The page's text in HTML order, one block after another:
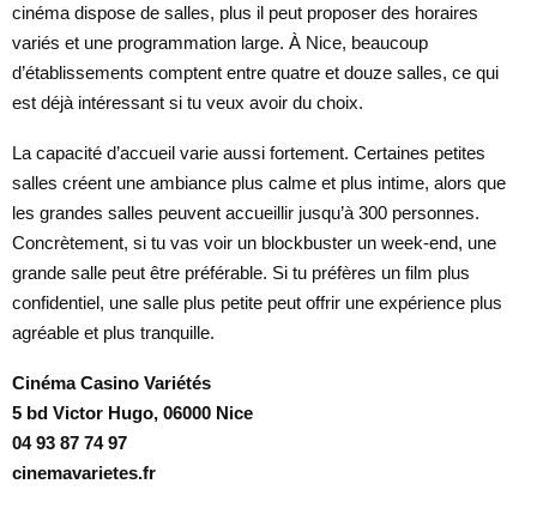
cinéma dispose de salles, plus il peut proposer des horaires
variés et une programmation large. À Nice, beaucoup
d’établissements comptent entre quatre et douze salles, ce qui
est déjà intéressant si tu veux avoir du choix.
La capacité d’accueil varie aussi fortement. Certaines petites
salles créent une ambiance plus calme et plus intime, alors que
les grandes salles peuvent accueillir jusqu’à 300 personnes.
Concrètement, si tu vas voir un blockbuster un week-end, une
grande salle peut être préférable. Si tu préfères un film plus
confidentiel, une salle plus petite peut offrir une expérience plus
agréable et plus tranquille.
Cinéma Casino Variétés
5 bd Victor Hugo, 06000 Nice
04 93 87 74 97
cinemavarietes.fr